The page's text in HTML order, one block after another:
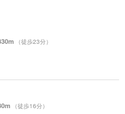
（徒歩23分）
（徒歩16分）